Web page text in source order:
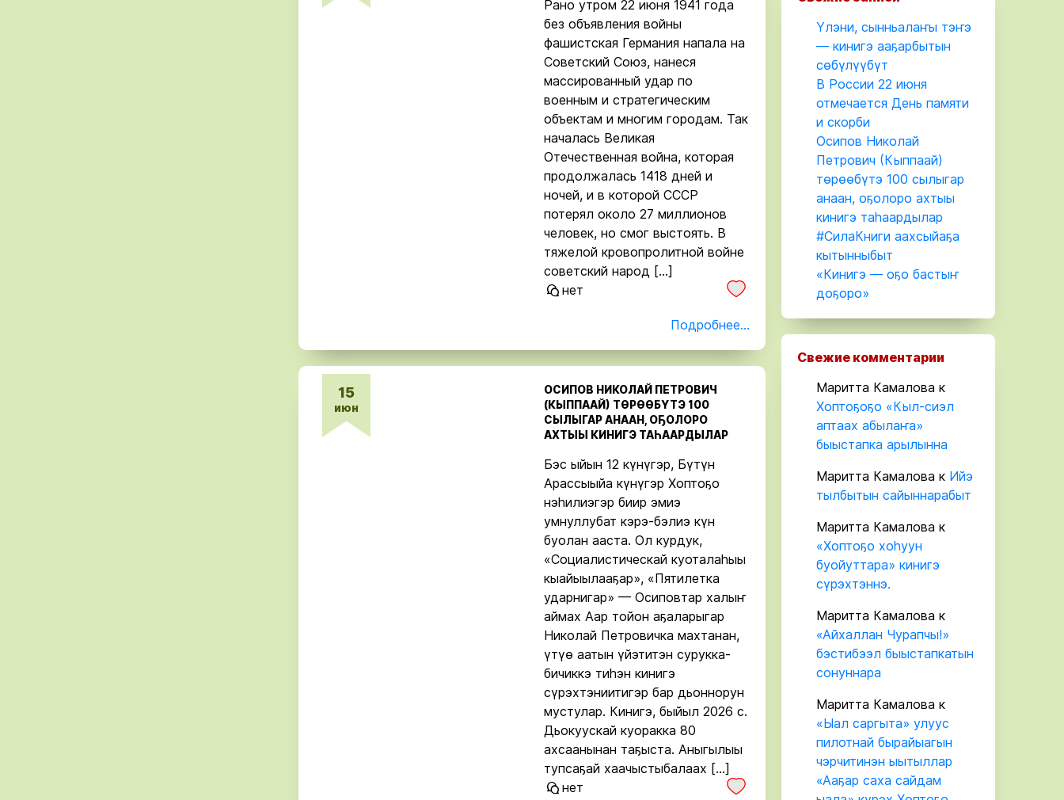
Рано утром 22 июня 1941 года
без объявления войны
фашистская Германия напала на
Советский Союз, нанеся
массированный удар по
военным и стратегическим
объектам и многим городам. Так
началась Великая
Отечественная война, которая
продолжалась 1418 дней и
ночей, и в которой СССР
потерял около 27 миллионов
человек, но смог выстоять. В
тяжелой кровопролитной войне
советский народ […]
нет
Подробнее...
15
июн
ОСИПОВ НИКОЛАЙ ПЕТРОВИЧ
(КЫППААЙ) ТӨРӨӨБҮТЭ 100
СЫЛЫГАР АНААН, ОҔОЛОРО
АХТЫЫ КИНИГЭ ТАҺААРДЫЛАР
Бэс ыйын 12 күнүгэр, Бүтүн
Арассыыйа күнүгэр Хоптоҕо
нэһилиэгэр биир эмиэ
умнуллубат кэрэ-бэлиэ күн
буолан ааста. Ол курдук,
«Социалистическай куоталаһыы
кыайыылааҕар», «Пятилетка
ударнигар» — Осиповтар халыҥ
аймах Аар тойон аҕаларыгар
Николай Петровичка махтанан,
үтүө аатын үйэтитэн сурукка-
бичиккэ тиһэн кинигэ
сүрэхтэниитигэр бар дьоннорун
мустулар. Кинигэ, быйыл 2026 с.
Дьокуускай куоракка 80
ахсаанынан таҕыста. Аныгылыы
тупсаҕай хаачыстыбалаах […]
нет
Үлэни, сынньалаҥы тэҥэ
— кинигэ ааҕарбытын
сөбүлүүбүт
В России 22 июня
отмечается День памяти
и скорби
Осипов Николай
Петрович (Кыппаай)
төрөөбүтэ 100 сылыгар
анаан, оҕолоро ахтыы
кинигэ таһаардылар
#СилаКниги аахсыйаҕа
кытынныбыт
«Кинигэ — оҕо бастыҥ
доҕоро»
Свежие комментарии
Маритта Камалова к
Хоптоҕоҕо «Кыл-сиэл
аптаах абылаҥа»
быыстапка арылынна
Маритта Камалова к Ийэ
тылбытын сайыннарабыт
Маритта Камалова к
«Хоптоҕо хоһуун
буойуттара» кинигэ
сүрэхтэннэ.
Маритта Камалова к
«Айхаллан Чурапчы!»
бэстибээл быыстапкатын
сонуннара
Маритта Камалова к
«Ыал саргыта» улуус
пилотнай бырайыагын
чэрчитинэн ыытыллар
«Ааҕар саха сайдам